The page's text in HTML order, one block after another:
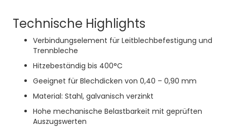
Technische Highlights
Verbindungselement für Leitblechbefestigung und
Trennbleche
Hitzebeständig bis 400°C
Geeignet für Blechdicken von 0,40 – 0,90 mm
Material: Stahl, galvanisch verzinkt
Hohe mechanische Belastbarkeit mit geprüften
Auszugswerten